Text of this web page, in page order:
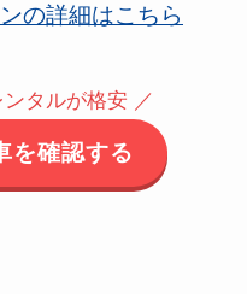
の詳細はこちら
タルが格安 ／
を確認する